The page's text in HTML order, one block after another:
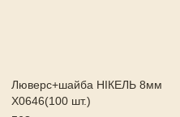
Люверс+шайба НІКЕЛЬ 8мм
X0646(100 шт.)